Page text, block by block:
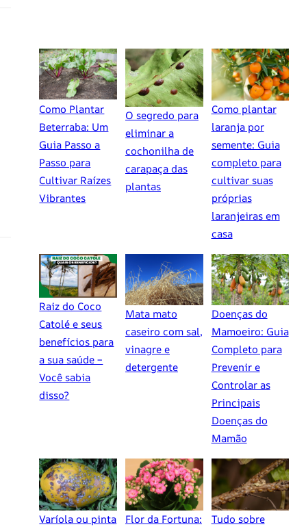
Como Plantar
Beterraba: Um
Guia Passo a
Passo para
Cultivar Raízes
Vibrantes
O segredo para
eliminar a
cochonilha de
carapaça das
plantas
Como plantar
laranja por
semente: Guia
completo para
cultivar suas
próprias
laranjeiras em
casa
Raiz do Coco
Catolé e seus
benefícios para
a sua saúde –
Você sabia
disso?
Mata mato
caseiro com sal,
vinagre e
detergente
Doenças do
Mamoeiro: Guia
Completo para
Prevenir e
Controlar as
Principais
Doenças do
Mamão
Varíola ou pinta
Flor da Fortuna:
Tudo sobre